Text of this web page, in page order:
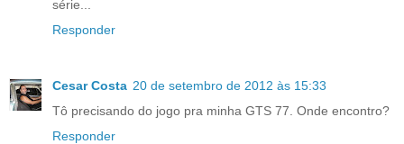
série...
Responder
Cesar Costa 20 de setembro de 2012 às 15:33
Tô precisando do jogo pra minha GTS 77. Onde encontro?
Responder